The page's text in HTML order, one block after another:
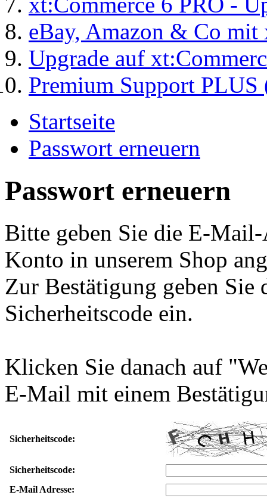
eBay, Amazon & Co
Upgrade auf
Premium Support
Startseite
Passwort erneuern
Passwort erneuern
Bitte geben Sie die E-
Konto in unserem Shop
Zur Bestätigung geben Sie
Sicherheitscode ein.
Klicken Sie danach auf
E-Mail mit einem
Sicherheitscode:
Sicherheitscode:
E-Mail Adresse: